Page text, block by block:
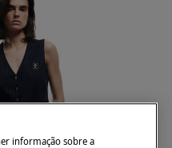
informação sobre a